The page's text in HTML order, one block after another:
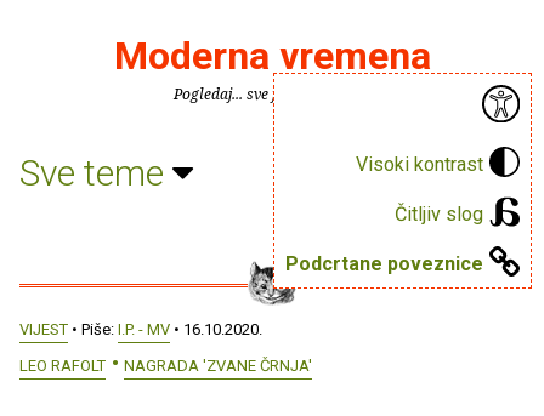
Visoki kontrast
Čitljiv slog
Podcrtane poveznice
Moderna vremena
Pogledaj... sve je puno knjiga.
Sve teme
VIJEST • Piše: I.P. - MV • 16.10.2020.
LEO RAFOLT
NAGRADA 'ZVANE ČRNJA'